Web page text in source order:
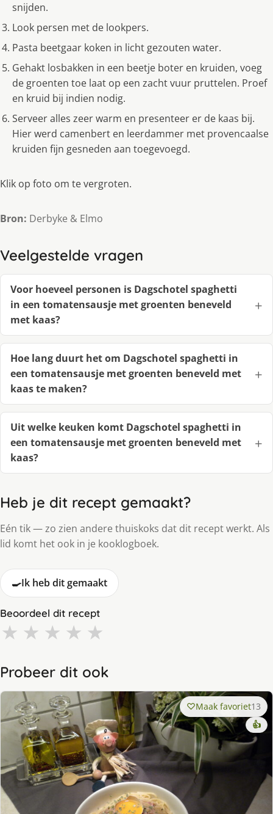
snijden.
Look persen met de lookpers.
Pasta beetgaar koken in licht gezouten water.
Gehakt losbakken in een beetje boter en kruiden, voeg
de groenten toe laat op een zacht vuur pruttelen. Proef
en kruid bij indien nodig.
Serveer alles zeer warm en presenteer er de kaas bij.
Hier werd camenbert en leerdammer met provencaalse
kruiden fijn gesneden aan toegevoegd.
Klik op foto om te vergroten.
Bron: Derbyke & Elmo
Veelgestelde vragen
Voor hoeveel personen is Dagschotel spaghetti
in een tomatensausje met groenten beneveld
met kaas?
Hoe lang duurt het om Dagschotel spaghetti in
een tomatensausje met groenten beneveld met
kaas te maken?
Uit welke keuken komt Dagschotel spaghetti in
een tomatensausje met groenten beneveld met
kaas?
Heb je dit recept gemaakt?
Eén tik — zo zien andere thuiskoks dat dit recept werkt. Als
lid komt het ook in je kooklogboek.
🍳Ik heb dit gemaakt
Beoordeel dit recept
★ ★ ★ ★ ★
Probeer dit ook
Maak favoriet13
👍